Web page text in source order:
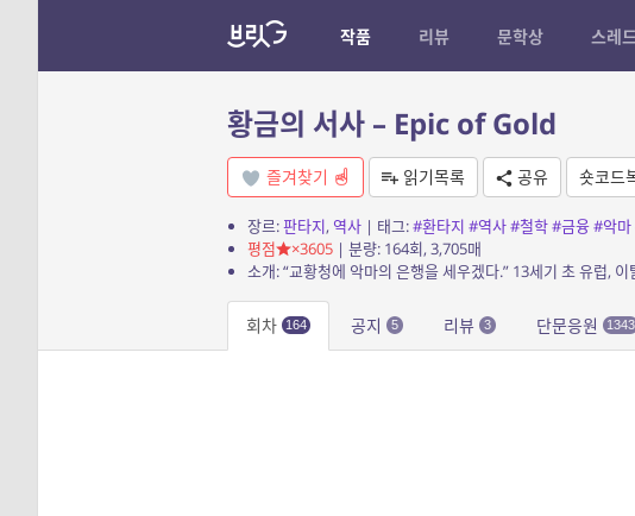
작품 리뷰 문학상 스레
황금의 서사 – Epic of Gold
즐겨찾기 읽기목록 공유 숏코드
장르:판타지, 역사| 태그:#환타지 #역사#철학#금융#악마
평점
×3605| 분량: 164회, 3,705매
회차 164 공지 5 리뷰 3 단문응원 1343